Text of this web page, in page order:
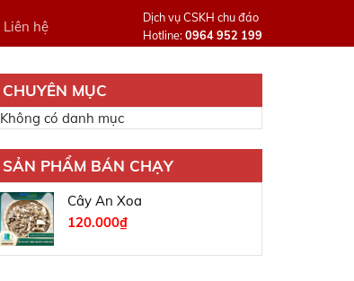
Liên hệ
Dịch vụ CSKH chu đáo
Hotline:0964 952 199
CHUYÊN MỤC
Không có danh mục
SẢN PHẨM BÁN CHẠY
Cây An Xoa
120.000₫